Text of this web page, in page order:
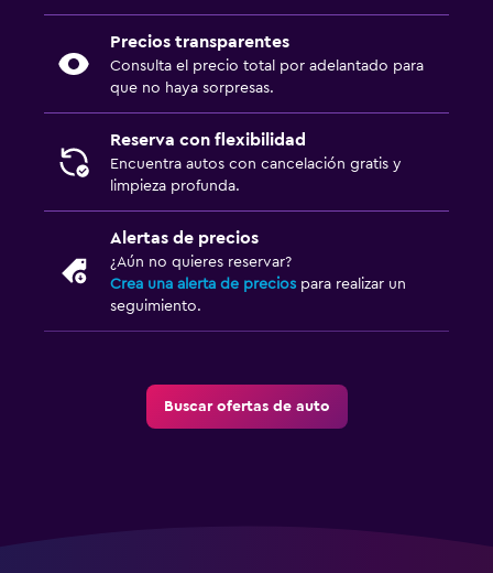
Precios transparentes
Consulta el precio total por adelantado para
que no haya sorpresas.
Reserva con flexibilidad
Encuentra autos con cancelación gratis y
limpieza profunda.
Alertas de precios
¿Aún no quieres reservar?
Crea una alerta de precios para realizar un
seguimiento.
Buscar ofertas de auto